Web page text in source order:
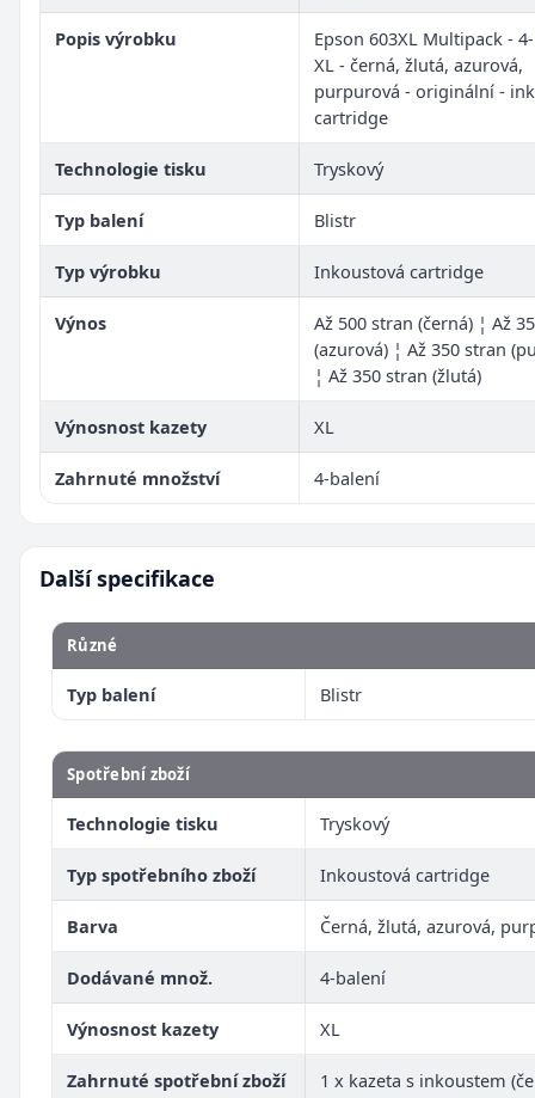
Popis výrobku
Epson 603XL Multipack -
XL - černá, žlutá, azurová,
purpurová - originální -
cartridge
Technologie tisku Tryskový
Typ balení Blistr
Typ výrobku Inkoustová cartridge
Výnos
Až 500 stran (černá) ¦ Až
(azurová) ¦ Až 350 stran
¦ Až 350 stran (žlutá)
Výnosnost kazety XL
Zahrnuté množství 4-balení
Další specifikace
Různé
Typ balení Blistr
Spotřební zboží
Technologie tisku Tryskový
Typ spotřebního zboží Inkoustová cartridge
Barva Černá, žlutá, azurová,
Dodávané množ. 4-balení
Výnosnost kazety XL
Zahrnuté spotřební zboží
1 x kazeta s inkoustem